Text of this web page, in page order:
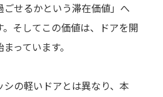
ごせるかという滞在価値」へ
。そしてこの価値は、ドアを開
っています。
の軽いドアとは異なり、本